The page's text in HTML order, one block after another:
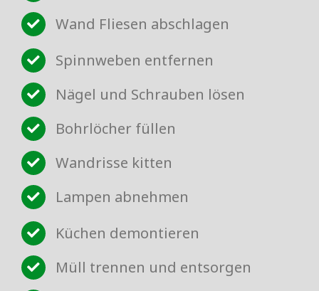
Wand Fliesen abschlagen
Spinnweben entfernen
Nägel und Schrauben lösen
Bohrlöcher füllen
Wandrisse kitten
Lampen abnehmen
Küchen demontieren
Müll trennen und entsorgen